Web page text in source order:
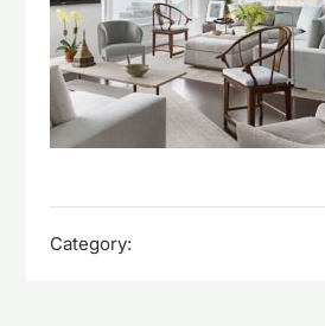
Category: